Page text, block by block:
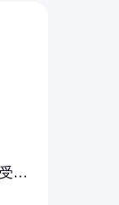
多